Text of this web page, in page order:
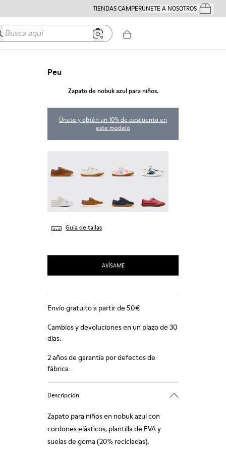
TIENDAS CAMPERÚNETE A NOSOTROSTus
aquí
Peu
Zapato de nobuk azul para niños.
Únete y obtén un 10% de descuento en
este modelo
Guía de tallas
AVÍSAME
Envío gratuito a partir de 50€
Cambios y devoluciones en un plazo de 30
días.
2 años de garantía por defectos de
fábrica.
Descripción
Zapato para niños en nobuk azul con
cordones elásticos, plantilla de EVA y
suelas de goma (20% recicladas).